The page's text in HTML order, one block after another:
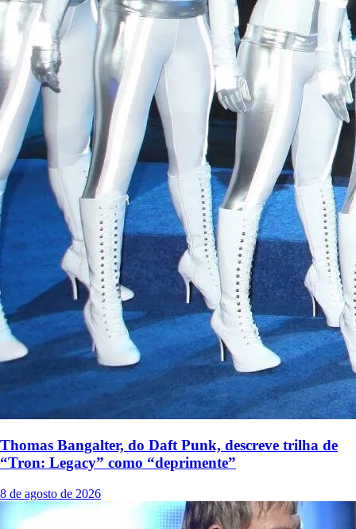
Thomas Bangalter, do Daft Punk, descreve trilha de
“Tron: Legacy” como “deprimente”
8 de agosto de 2026